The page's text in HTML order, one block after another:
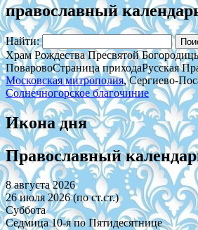
православный
Найти:
Храм Рождества Пресвятой
ПоваровоСтраница приходаРусская
Московская митрополия, Сергиево-
Солнечногорское благочиние
Икона дня
Православный
8 августа 2026
26 июля 2026 (по ст.ст.)
Суббота
Седмица 10-я по Пятидесятнице